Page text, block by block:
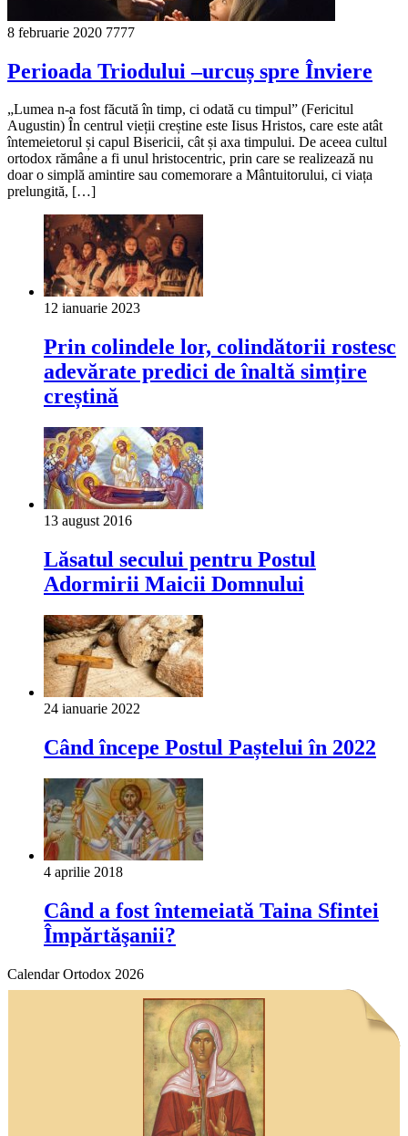
8 februarie 2020 7777
Perioada Triodului –urcuș spre Înviere
„Lumea n-a fost făcută în timp, ci odată cu timpul” (Fericitul
Augustin) În centrul vieții creștine este Iisus Hristos, care este atât
întemeietorul și capul Bisericii, cât și axa timpului. De aceea cultul
ortodox rămâne a fi unul hristocentric, prin care se realizează nu
doar o simplă amintire sau comemorare a Mântuitorului, ci viața
prelungită, […]
12 ianuarie 2023
Prin colindele lor, colindătorii rostesc
adevărate predici de înaltă simțire
creștină
13 august 2016
Lăsatul secului pentru Postul
Adormirii Maicii Domnului
24 ianuarie 2022
Când începe Postul Paștelui în 2022
4 aprilie 2018
Când a fost întemeiată Taina Sfintei
Împărtăşanii?
Calendar Ortodox 2026